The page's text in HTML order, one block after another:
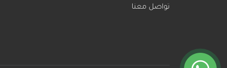
تواصل معنا